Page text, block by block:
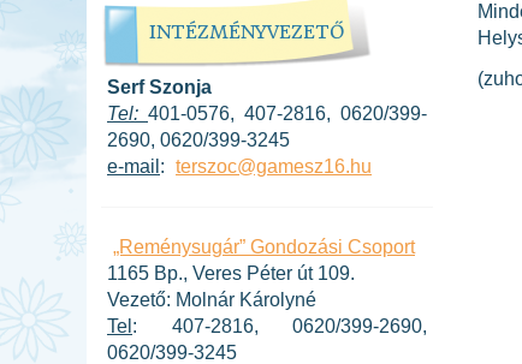
INTÉZMÉNYVEZETŐ
Serf Szonja
Tel: 401-0576, 407-2816, 0620/399-
2690, 0620/399-3245
e-mail : terszoc@gamesz16.hu
„Reménysugár” Gondozási Csoport
1165 Bp., Veres Péter út 109.
Vezető: Molnár Károlyné
Tel : 407-2816, 0620/399-2690,
0620/399-3245